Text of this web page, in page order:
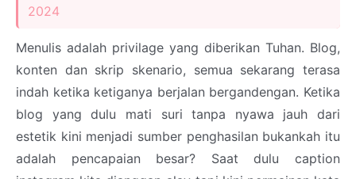
2024
Menulis adalah privilage yang diberikan Tuhan. Blog,
konten dan skrip skenario, semua sekarang terasa
indah ketika ketiganya berjalan bergandengan. Ketika
blog yang dulu mati suri tanpa nyawa jauh dari
estetik kini menjadi sumber penghasilan bukankah itu
adalah pencapaian besar? Saat dulu caption